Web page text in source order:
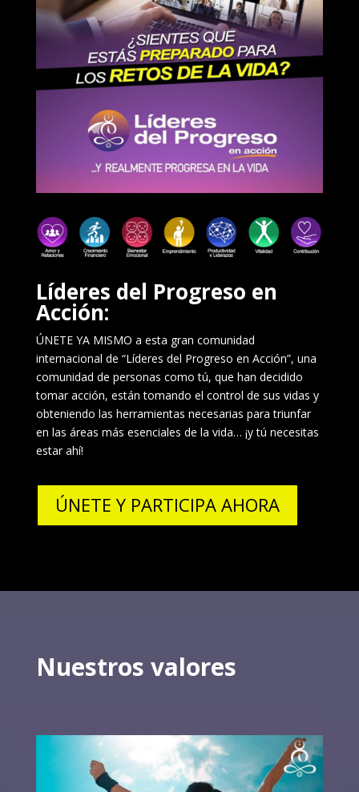
Líderes del Progreso en
Acción:
ÚNETE YA MISMO a esta gran comunidad
internacional de “Líderes del Progreso en Acción”, una
comunidad de personas como tú, que han decidido
tomar acción, están tomando el control de sus vidas y
obteniendo las herramientas necesarias para triunfar
en las áreas más esenciales de la vida… ¡y tú necesitas
estar ahí!
ÚNETE Y PARTICIPA AHORA
Nuestros valores